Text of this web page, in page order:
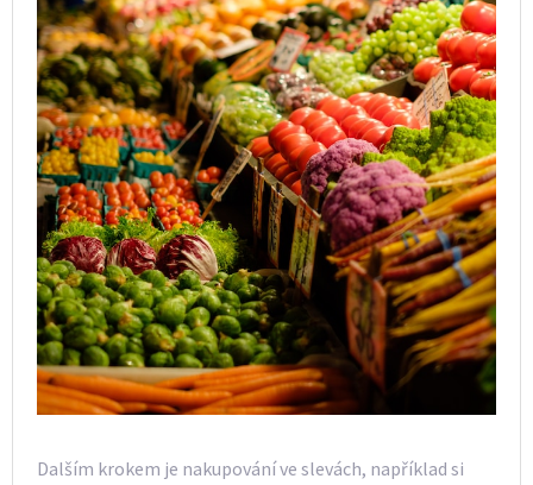
Dalším krokem je nakupování ve slevách, například si